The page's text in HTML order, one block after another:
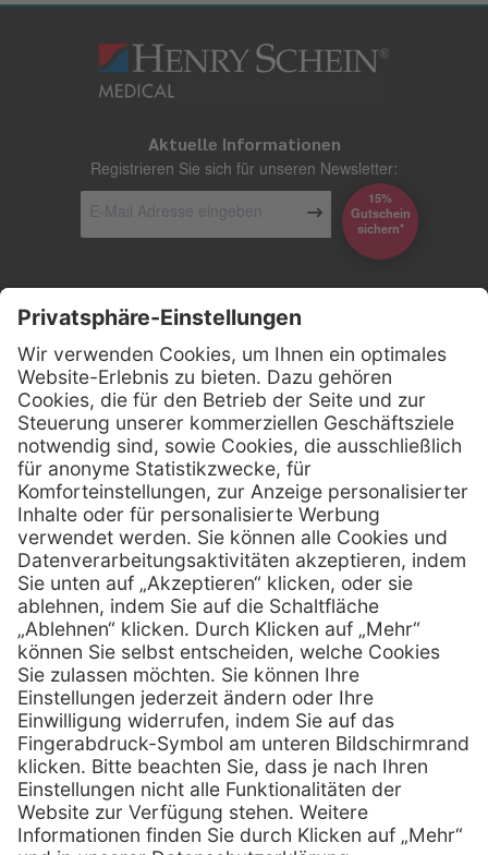
Aktuelle Informationen
Registrieren Sie sich für unseren Newsletter:
15%
Gutschein
*sichern
Kontakt
Firmensitz
Henry Schein Medical GmbH
Alt-Moabit 96 b
D-10559 Berlin
Telefon: 0800 - 888 777 6
Telefax: 0800 - 888 777 8
E-Mail: info @ henryschein-med.de
Services
Fernwartung
Vorteile
Eigenmarke
Leasing
Techn. Service
Kataloge
Hilfe
FAQs
Kontakt
Lob & Kritik
Außendienst
Retoure
E-Rechnung
Zertifikat Rechtliches